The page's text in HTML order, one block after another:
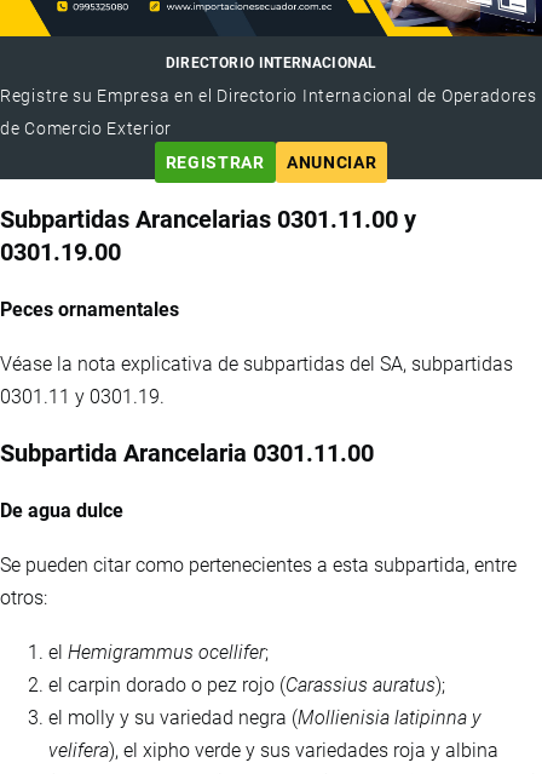
DIRECTORIO INTERNACIONAL
Registre su Empresa en el Directorio Internacional de Operadores
de Comercio Exterior
REGISTRAR
ANUNCIAR
Subpartidas Arancelarias 0301.11.00 y
0301.19.00
Peces ornamentales
Véase la nota explicativa de subpartidas del SA, subpartidas
0301.11 y 0301.19.
Subpartida Arancelaria 0301.11.00
De agua dulce
Se pueden citar como pertenecientes a esta subpartida, entre
otros:
el Hemigrammus ocellifer;
el carpin dorado o pez rojo (Carassius auratus);
el molly y su variedad negra (Mollienisia latipinna y
velifera), el xipho verde y sus variedades roja y albina